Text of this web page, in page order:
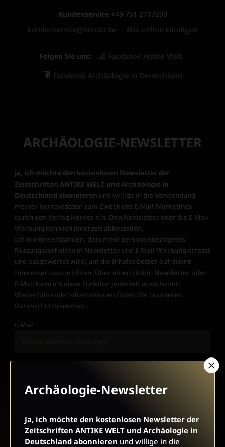
Kundenservice +49 761 2717200
kundenservice@herder.de
Abo online kündigen
Folgen Sie uns: Facebook Antike Welt
Facebook Archäologie in Deutschland
ARCHÄOLOGIE-NEWSLETTER
Ja, ich möchte den kostenlosen Newsletter der
Zeitschriften ANTIKE WELT und Archäologie in
Deutschland abonnieren und willige in die Verwendung
meiner Kontaktdaten zum Zweck des E-Mail-Marketings
durch den Verlag Herder ein. Den Newsletter oder die E-Mail-
Werbung kann ich jederzeit abbestellen.
Ich bin einverstanden, dass mein personenbezogenes
Nutzungsverhalten in Newsletter und E-Mail-Werbung erfasst
und ausgewertet wird, um die Inhalte besser auf meine
Interessen auszurichten. Über einen Link in Newsletter oder
E-Mail kann ich diese Funktion jederzeit ausschalten.
Weiterführende Informationen finden Sie in unseren
Datenschutzhinweisen.
E-Mail
Archäologie-Newsletter
Ja, ich möchte den kostenlosen Newsletter der
Zeitschriften ANTIKE WELT und Archäologie in
Deutschland abonnieren und willige in die